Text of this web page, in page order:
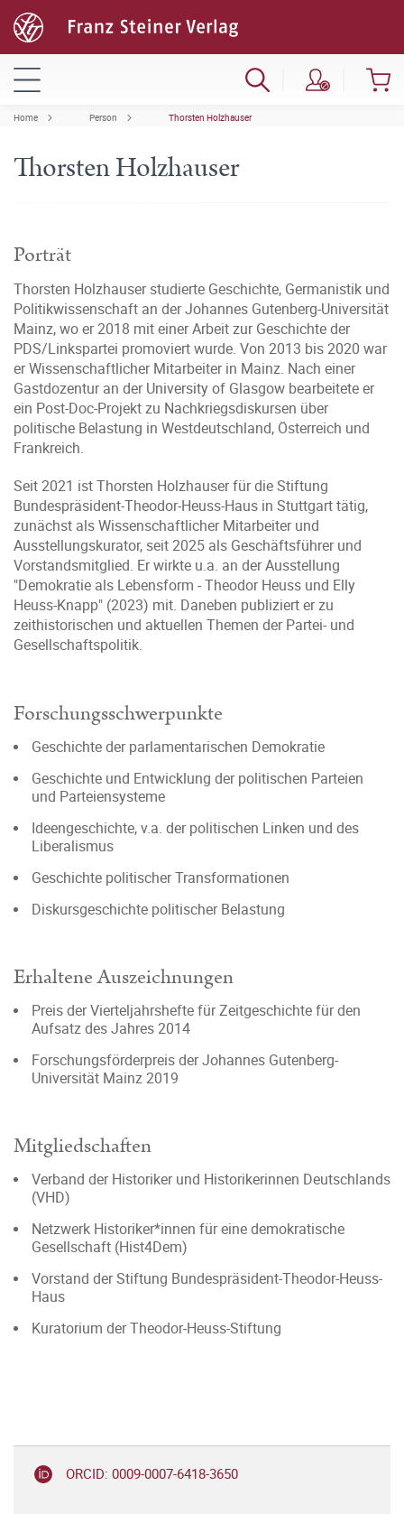
Home Person Thorsten Holzhauser
Thorsten Holzhauser
Porträt
Thorsten Holzhauser studierte Geschichte, Germanistik und
Politikwissenschaft an der Johannes Gutenberg-Universität
Mainz, wo er 2018 mit einer Arbeit zur Geschichte der
PDS/Linkspartei promoviert wurde. Von 2013 bis 2020 war
er Wissenschaftlicher Mitarbeiter in Mainz. Nach einer
Gastdozentur an der University of Glasgow bearbeitete er
ein Post-Doc-Projekt zu Nachkriegsdiskursen über
politische Belastung in Westdeutschland, Österreich und
Frankreich.
Seit 2021 ist Thorsten Holzhauser für die Stiftung
Bundespräsident-Theodor-Heuss-Haus in Stuttgart tätig,
zunächst als Wissenschaftlicher Mitarbeiter und
Ausstellungskurator, seit 2025 als Geschäftsführer und
Vorstandsmitglied. Er wirkte u.a. an der Ausstellung
"Demokratie als Lebensform - Theodor Heuss und Elly
Heuss-Knapp" (2023) mit. Daneben publiziert er zu
zeithistorischen und aktuellen Themen der Partei- und
Gesellschaftspolitik.
Forschungsschwerpunkte
Geschichte der parlamentarischen Demokratie
Geschichte und Entwicklung der politischen Parteien
und Parteiensysteme
Ideengeschichte, v.a. der politischen Linken und des
Liberalismus
Geschichte politischer Transformationen
Diskursgeschichte politischer Belastung
Erhaltene Auszeichnungen
Preis der Vierteljahrshefte für Zeitgeschichte für den
Aufsatz des Jahres 2014
Forschungsförderpreis der Johannes Gutenberg-
Universität Mainz 2019
Mitgliedschaften
Verband der Historiker und Historikerinnen Deutschlands
(VHD)
Netzwerk Historiker*innen für eine demokratische
Gesellschaft (Hist4Dem)
Vorstand der Stiftung Bundespräsident-Theodor-Heuss-
Haus
Kuratorium der Theodor-Heuss-Stiftung
ORCID: 0009-0007-6418-3650